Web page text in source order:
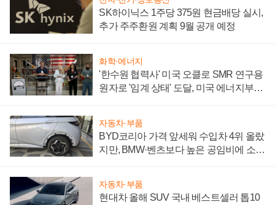
SK하이닉스 1주당 375원 현금배당 실시,
추가 주주환원 계획 9월 공개 예정
화학·에너지
'한수원 협력사' 미국 오클로 SMR 연구용
원자로 '임계 상태' 도달, 미국 에너지부
자동차·부품
BYD코리아 가격 앞세워 수입차 4위 올랐
지만, BMW·벤츠보다 높은 공임비에 소비
자동차·부품
현대차 올해 SUV 국내 베스트셀러 톱10